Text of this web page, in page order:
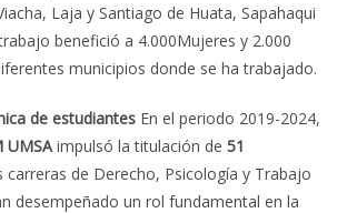
Laja y Santiago de Huata, Sapahaqui
benefició a 4.000Mujeres y 2.000
municipios donde se ha trabajado.
de estudiantes En el periodo 2019-2024,
UMSAimpulsó la titulación de51
carreras de Derecho, Psicología y Trabajo
desempeñado un rol fundamental en la